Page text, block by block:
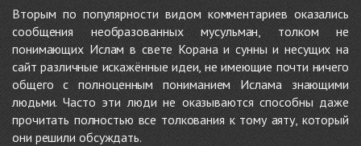
Вторым по популярности видом комментариев оказались
сообщения необразованных мусульман, толком не
понимающих Ислам в свете Корана и сунны и несущих на
сайт различные искажённые идеи, не имеющие почти ничего
общего с полноценным пониманием Ислама знающими
людьми. Часто эти люди не оказываются способны даже
прочитать полностью все толкования к тому аяту, который
они решили обсуждать.